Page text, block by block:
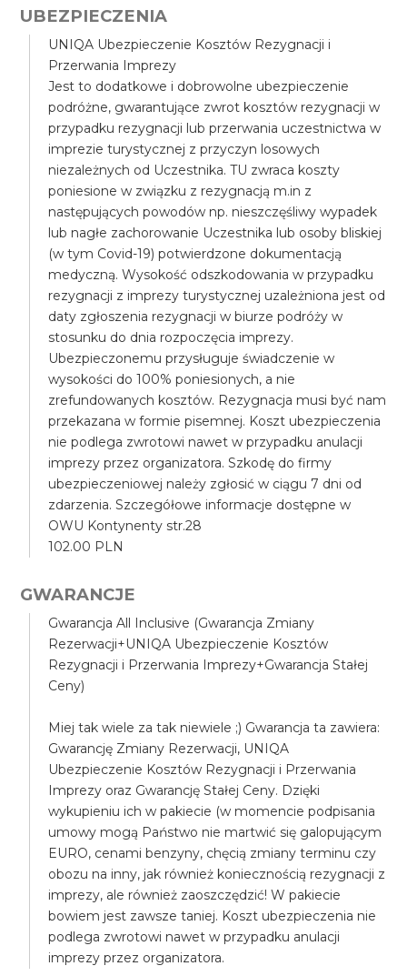
UBEZPIECZENIA
UNIQA Ubezpieczenie Kosztów Rezygnacji i
Przerwania Imprezy
Jest to dodatkowe i dobrowolne ubezpieczenie
podróżne, gwarantujące zwrot kosztów rezygnacji w
przypadku rezygnacji lub przerwania uczestnictwa w
imprezie turystycznej z przyczyn losowych
niezależnych od Uczestnika. TU zwraca koszty
poniesione w związku z rezygnacją m.in z
następujących powodów np. nieszczęśliwy wypadek
lub nagłe zachorowanie Uczestnika lub osoby bliskiej
(w tym Covid-19) potwierdzone dokumentacją
medyczną. Wysokość odszkodowania w przypadku
rezygnacji z imprezy turystycznej uzależniona jest od
daty zgłoszenia rezygnacji w biurze podróży w
stosunku do dnia rozpoczęcia imprezy.
Ubezpieczonemu przysługuje świadczenie w
wysokości do 100% poniesionych, a nie
zrefundowanych kosztów. Rezygnacja musi być nam
przekazana w formie pisemnej. Koszt ubezpieczenia
nie podlega zwrotowi nawet w przypadku anulacji
imprezy przez organizatora. Szkodę do firmy
ubezpieczeniowej należy zgłosić w ciągu 7 dni od
zdarzenia. Szczegółowe informacje dostępne w
OWU Kontynenty str.28
102.00 PLN
GWARANCJE
Gwarancja All Inclusive (Gwarancja Zmiany
Rezerwacji+UNIQA Ubezpieczenie Kosztów
Rezygnacji i Przerwania Imprezy+Gwarancja Stałej
Ceny)
Miej tak wiele za tak niewiele ;) Gwarancja ta zawiera:
Gwarancję Zmiany Rezerwacji, UNIQA
Ubezpieczenie Kosztów Rezygnacji i Przerwania
Imprezy oraz Gwarancję Stałej Ceny. Dzięki
wykupieniu ich w pakiecie (w momencie podpisania
umowy mogą Państwo nie martwić się galopującym
EURO, cenami benzyny, chęcią zmiany terminu czy
obozu na inny, jak również koniecznością rezygnacji z
imprezy, ale również zaoszczędzić! W pakiecie
bowiem jest zawsze taniej. Koszt ubezpieczenia nie
podlega zwrotowi nawet w przypadku anulacji
imprezy przez organizatora.